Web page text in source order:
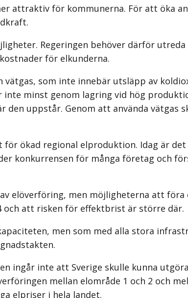
attraktiv för kommunerna. För att öka
Regeringen behöver därför
för elkunderna.
som inte innebär utsläpp av
minst genom lagring vid hög
den uppstår. Genom att använda vätgas
för ökad regional elproduktion. Idag är
konkurrensen för många företag och
elöverföring, men möjligheterna att föra
och att risken för effektbrist är större där.
men som med alla stora
ingår inte att Sverige skulle kunna
mellan elområde 1 och 2 och
elpriser i hela landet.